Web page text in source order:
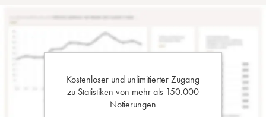
Kostenloser und unlimitierter Zugang
zu Statistiken von mehr als 150.000
Notierungen